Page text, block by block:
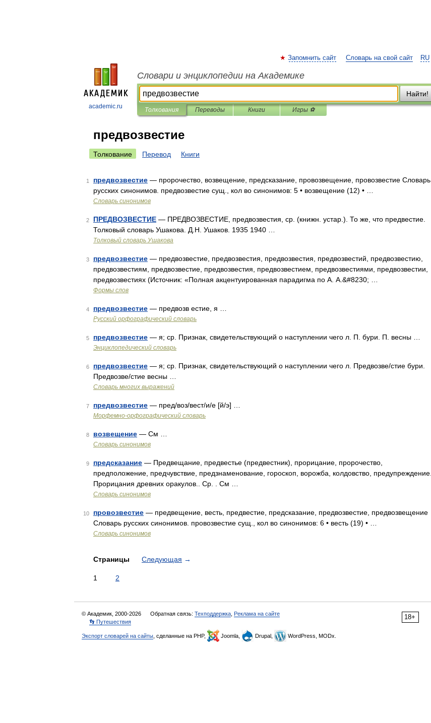
academic.ru
RU
Запомнить сайт Словарь на свой сайт
Словари и энциклопедии на Академике
Найти!
Толкования Переводы Книги Игры ⚽
предвозвестие
Толкование Перевод Книги
1 предвозвестие — пророчество, возвещение, предсказание, провозвещение, провозвестие Словарь
русских синонимов. предвозвестие сущ., кол во синонимов: 5 • возвещение (12) • …
Словарь синонимов
2 ПРЕДВОЗВЕСТИЕ — ПРЕДВОЗВЕСТИЕ, предвозвестия, ср. (книжн. устар.). То же, что предвестие.
Толковый словарь Ушакова. Д.Н. Ушаков. 1935 1940 …
Толковый словарь Ушакова
3 предвозвестие — предвозвестие, предвозвестия, предвозвестия, предвозвестий, предвозвестию,
предвозвестиям, предвозвестие, предвозвестия, предвозвестием, предвозвестиями, предвозвестии,
предвозвестиях (Источник: «Полная акцентуированная парадигма по А. А.&#8230; …
Формы слов
4 предвозвестие — предвозв естие, я …
Русский орфографический словарь
5 предвозвестие — я; ср. Признак, свидетельствующий о наступлении чего л. П. бури. П. весны …
Энциклопедический словарь
6 предвозвестие — я; ср. Признак, свидетельствующий о наступлении чего л. Предвозве/стие бури.
Предвозве/стие весны …
Словарь многих выражений
7 предвозвестие — пред/воз/вест/и/е [й/э] …
Морфемно-орфографический словарь
8 возвещение — См …
Словарь синонимов
9 предсказание — Предвещание, предвестье (предвестник), прорицание, пророчество,
предположение, предчувствие, предзнаменование, гороскоп, ворожба, колдовство, предупреждение.
Прорицания древних оракулов.. Ср. . См …
Словарь синонимов
10 провозвестие — предвещение, весть, предвестие, предсказание, предвозвестие, предвозвещение
Словарь русских синонимов. провозвестие сущ., кол во синонимов: 6 • весть (19) • …
Словарь синонимов
Страницы Следующая →
1 2
18+
© Академик, 2000-2026 Обратная связь: Техподдержка Реклама на сайте
👣 Путешествия
Экспорт словарей на сайты , сделанные на PHP, Joomla, Drupal, WordPress, MODx.